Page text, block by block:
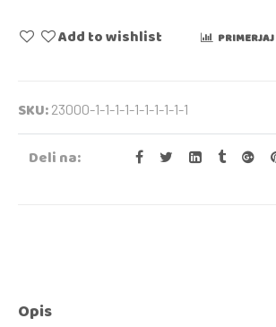
Add to wishlist PRIMERJAJ
SKU: 23000-1-1-1-1-1-1-1-1-1-1
Deli na:
Opis